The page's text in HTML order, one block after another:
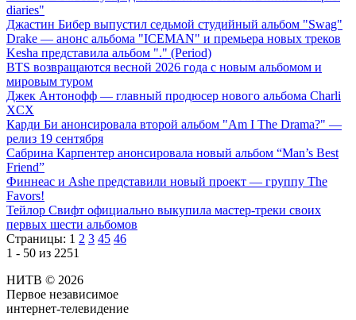
diaries"
Джастин Бибер выпустил седьмой студийный альбом "Swag"
Drake — анонс альбома "ICEMAN" и премьера новых треков
Kesha представила альбом "." (Period)
BTS возвращаются весной 2026 года с новым альбомом и
мировым туром
Джек Антонофф — главный продюсер нового альбома Charli
XCX
Карди Би анонсировала второй альбом "Am I The Drama?" —
релиз 19 сентября
Сабрина Карпентер анонсировала новый альбом “Man’s Best
Friend”
Финнеас и Ashe представили новый проект — группу The
Favors!
Тейлор Свифт официально выкупила мастер-треки своих
первых шести альбомов
Страницы: 1 2 3 45 46
1 - 50 из 2251
НИТВ © 2026
Первое независимое
интернет-телевидение